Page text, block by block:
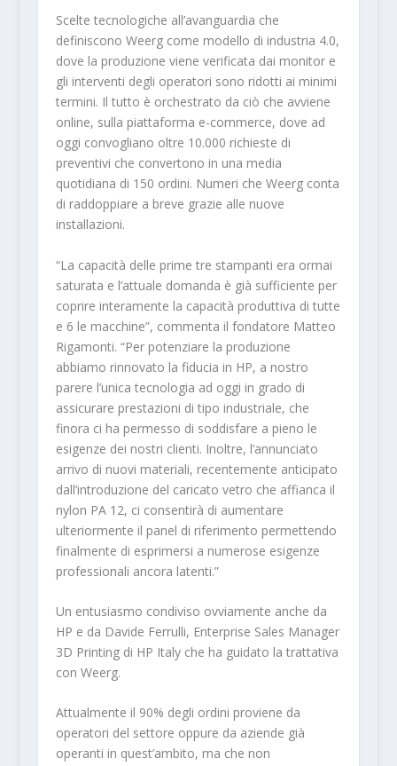
Scelte tecnologiche all’avanguardia che
definiscono Weerg come modello di industria 4.0,
dove la produzione viene verificata dai monitor e
gli interventi degli operatori sono ridotti ai minimi
termini. Il tutto è orchestrato da ciò che avviene
online, sulla piattaforma e-commerce, dove ad
oggi convogliano oltre 10.000 richieste di
preventivi che convertono in una media
quotidiana di 150 ordini. Numeri che Weerg conta
di raddoppiare a breve grazie alle nuove
installazioni.
“La capacità delle prime tre stampanti era ormai
saturata e l’attuale domanda è già sufficiente per
coprire interamente la capacità produttiva di tutte
e 6 le macchine”, commenta il fondatore Matteo
Rigamonti. “Per potenziare la produzione
abbiamo rinnovato la fiducia in HP, a nostro
parere l’unica tecnologia ad oggi in grado di
assicurare prestazioni di tipo industriale, che
finora ci ha permesso di soddisfare a pieno le
esigenze dei nostri clienti. Inoltre, l’annunciato
arrivo di nuovi materiali, recentemente anticipato
dall’introduzione del caricato vetro che affianca il
nylon PA 12, ci consentirà di aumentare
ulteriormente il panel di riferimento permettendo
finalmente di esprimersi a numerose esigenze
professionali ancora latenti.”
Un entusiasmo condiviso ovviamente anche da
HP e da Davide Ferrulli, Enterprise Sales Manager
3D Printing di HP Italy che ha guidato la trattativa
con Weerg.
Attualmente il 90% degli ordini proviene da
operatori del settore oppure da aziende già
operanti in quest’ambito, ma che non